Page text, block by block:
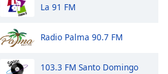
La 91 FM
Radio Palma 90.7 FM
103.3 FM Santo Domingo